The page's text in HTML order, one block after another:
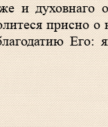
и духовнаго
присно о
Его: